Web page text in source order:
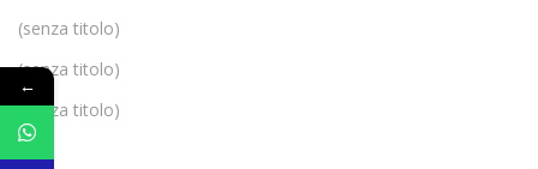
(senza titolo)
(senza titolo)
(senza titolo)
←